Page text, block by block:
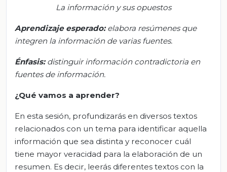
La información y sus opuestos
Aprendizaje esperado:elabora resúmenes que
integren la información de varias fuentes.
Énfasis: distinguir información contradictoria en
fuentes de información.
¿Qué vamos a aprender?
En esta sesión, profundizarás en diversos textos
relacionados con un tema para identificar aquella
información que sea distinta y reconocer cuál
tiene mayor veracidad para la elaboración de un
resumen. Es decir, leerás diferentes textos con la